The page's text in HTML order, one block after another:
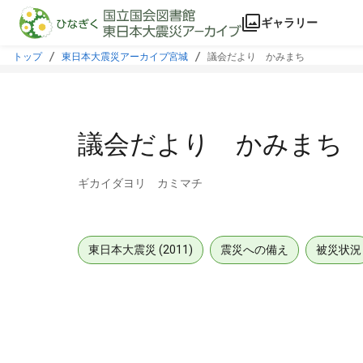
本文に飛ぶ
ギャラリー
トップ 東日本大震災アーカイブ宮城 議会だより かみまち
議会だより かみまち
ギカイダヨリ カミマチ
東日本大震災 (2011) 震災への備え 被災状況